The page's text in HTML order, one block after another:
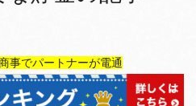
事でパートナーが電通